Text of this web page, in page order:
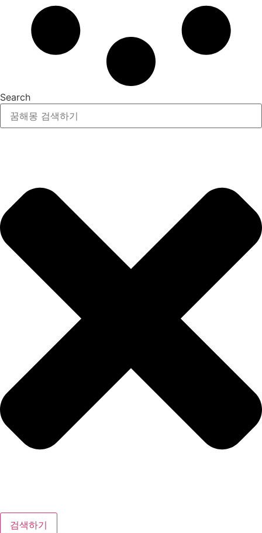
Search
검색하기